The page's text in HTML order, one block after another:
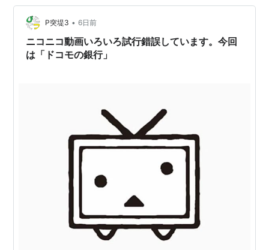
P突堤3 • 6日前
ニコニコ動画いろいろ試行錯誤しています。今回
は「ドコモの銀行」